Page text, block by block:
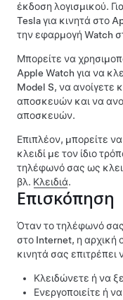
έκδοση λογισμικού.
Tesla για κινητά στο
την εφαρμογή Watch
Μπορείτε να
Apple Watch για να
Model S, να ανοίγετε
αποσκευών και να
αποσκευών.
Επιπλέον, μπορείτε
κλειδί με τον ίδιο
τηλέφωνό σας ως
βλ. Κλειδιά.
Επισκόπηση
Όταν το τηλέφωνό
στο Internet, η αρχική
κινητά σας επιτρέπει
Κλειδώνετε ή να
Ενεργοποιείτε ή